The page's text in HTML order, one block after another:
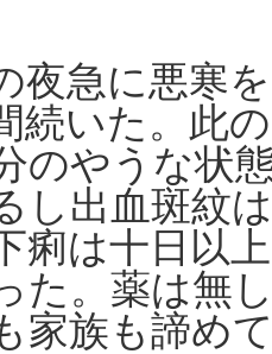
夜急に悪寒
続いた。此
のやうな状
し出血斑紋
痢は十日以
た。薬は無
家族も諦め